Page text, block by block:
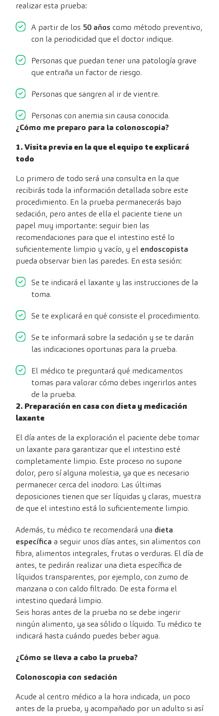
realizar esta prueba:
A partir de los 50 años como método preventivo,
con la periodicidad que el doctor indique.
Personas que puedan tener una patología grave
que entraña un factor de riesgo.
Personas que sangren al ir de vientre.
Personas con anemia sin causa conocida.
¿Cómo me preparo para la colonoscopia?
1. Visita previa en la que el equipo te explicará
todo
Lo primero de todo será una consulta en la que
recibirás toda la información detallada sobre este
procedimiento. En la prueba permanecerás bajo
sedación, pero antes de ella el paciente tiene un
papel muy importante: seguir bien las
recomendaciones para que el intestino esté lo
suficientemente limpio y vacío, y el endoscopista
pueda observar bien las paredes. En esta sesión:
Se te indicará el laxante y las instrucciones de la
toma.
Se te explicará en qué consiste el procedimiento.
Se te informará sobre la sedación y se te darán
las indicaciones oportunas para la prueba.
El médico te preguntará qué medicamentos
tomas para valorar cómo debes ingerirlos antes
de la prueba.
2. Preparación en casa con dieta y medicación
laxante
El día antes de la exploración el paciente debe tomar
un laxante para garantizar que el intestino esté
completamente limpio. Este proceso no supone
dolor, pero sí alguna molestia, ya que es necesario
permanecer cerca del inodoro. Las últimas
deposiciones tienen que ser líquidas y claras, muestra
de que el intestino está lo suficientemente limpio.
Además, tu médico te recomendará una dieta
específica a seguir unos días antes, sin alimentos con
fibra, alimentos integrales, frutas o verduras. El día de
antes, te pedirán realizar una dieta específica de
líquidos transparentes, por ejemplo, con zumo de
manzana o con caldo filtrado. De esta forma el
intestino quedará limpio.
Seis horas antes de la prueba no se debe ingerir
ningún alimento, ya sea sólido o líquido. Tu médico te
indicará hasta cuándo puedes beber agua.
¿Cómo se lleva a cabo la prueba?
Colonoscopia con sedación
Acude al centro médico a la hora indicada, un poco
antes de la prueba, y acompañado por un adulto si así